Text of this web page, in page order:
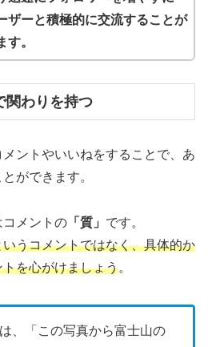
ザーと積極的に交流することが
す。
関わりを持つ
ントやいいねをすることで、あ
ができます。
メントの 「質」 です。
いうコメントではなく、具体的か
を心がけましょう。
、「この写真から富士山の